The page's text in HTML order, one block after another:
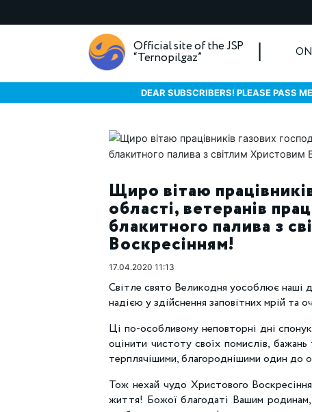
Official site of the JSP
“Ternopilgaz”
DEAR SUBSCRIBERS! PLEASE PASS
Щиро вітаю
області, ветеранів
блакитного палива з
Воскресінням!
17.04.2020 11:13
Світле свято Великодня уособлює наші
надією у здійснення заповітних мрій та
Ці по-особливому неповторні дні
оцінити чистоту своїх помислів,
терплячішими, благороднішими один до
Тож нехай чудо Христового
життя! Божої благодаті Вашим родинам,